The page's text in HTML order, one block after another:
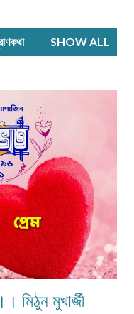
SHOW ALL
মিঠুন মুখার্জী